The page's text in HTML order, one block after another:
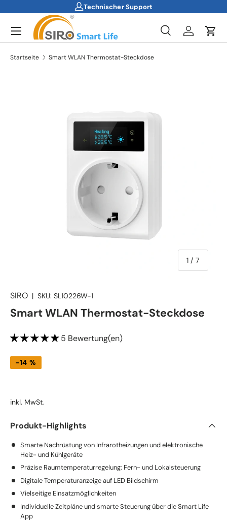
Direkt zum Inhalt
Technischer Support
Suchen
SucheEinloggen
Menü
Startseite Smart WLAN Thermostat-Steckdose
1 / von
7
SIRO | SKU: SL10226W-1
Smart WLAN Thermostat-Steckdose
5 Bewertung(en)
-14 %
inkl. MwSt.
Produkt-Highlights
Smarte Nachrüstung von Infrarotheizungen und elektronische
Heiz- und Kühlgeräte
Präzise Raumtemperaturregelung: Fern- und Lokalsteuerung
Digitale Temperaturanzeige auf LED Bildschirm
Vielseitige Einsatzmöglichkeiten
Individuelle Zeitpläne und smarte Steuerung über die Smart Life
App